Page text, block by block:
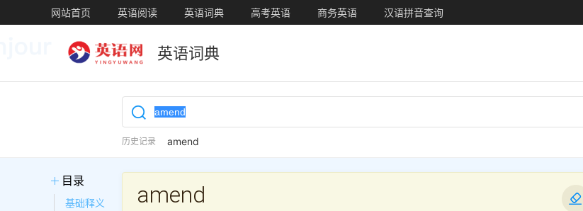
网站首页 英语阅读 英语词典 高考英语 商务英语 汉语拼音查询
英语词典
历史记录 amend
目录
基础释义 amend